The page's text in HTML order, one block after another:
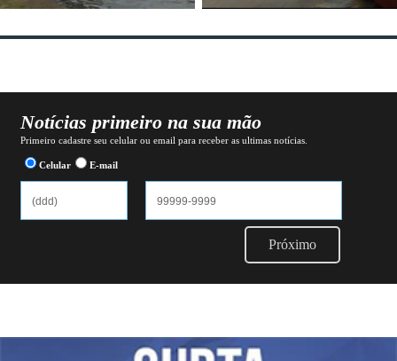
Notícias primeiro na sua mão
Primeiro cadastre seu celular ou email para receber as ultimas notícias.
Celular E-mail
Próximo